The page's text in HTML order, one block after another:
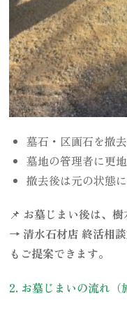
墓石・区画石を撤
墓地の管理者に更
撤去後は元の状態
📌 お墓じまい後は、
→ 清水石材店 終活相
もご提案できます。
2. お墓じまいの流れ（